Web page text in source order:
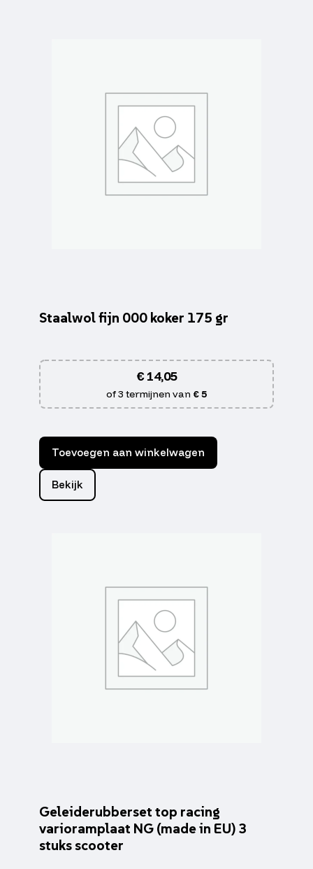
Staalwol fijn 000 koker 175 gr
€14,05
of 3 termijnen van € 5
Toevoegen aan winkelwagen
Bekijk
Geleiderubberset top racing
varioramplaat NG (made in EU) 3
stuks scooter